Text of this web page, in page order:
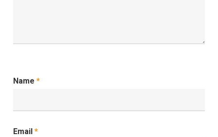
Name *
Email *